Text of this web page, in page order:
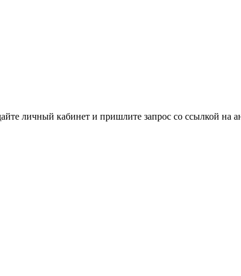
личный кабинет и пришлите запрос cо ссылкой на